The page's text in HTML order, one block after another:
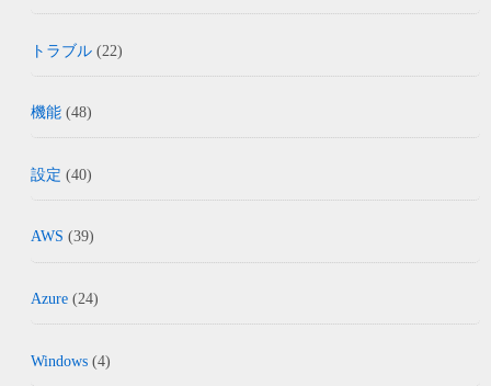
トラブル (22)
機能 (48)
設定 (40)
AWS (39)
Azure (24)
Windows (4)